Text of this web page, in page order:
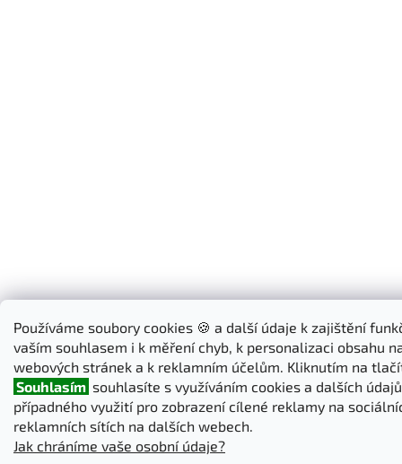
Používáme soubory cookies 🍪 a další údaje k zajištění
vaším souhlasem i k měření chyb, k personalizaci obsahu
webových stránek a k reklamním účelům. Kliknutím na
Souhlasím souhlasíte s využíváním cookies a dalších
případného využití pro zobrazení cílené reklamy na
reklamních sítích na dalších webech.
Jak chráníme vaše osobní údaje?